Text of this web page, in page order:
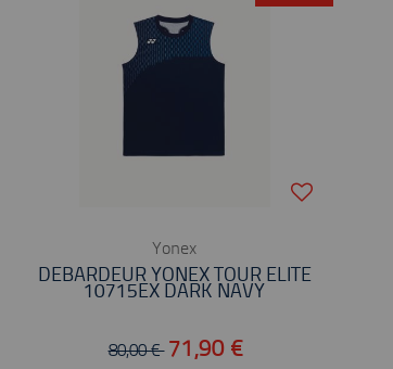
Yonex
DÉBARDEUR YONEX TOUR ÉLITE
10715EX DARK NAVY
80,00 € 71,90 €